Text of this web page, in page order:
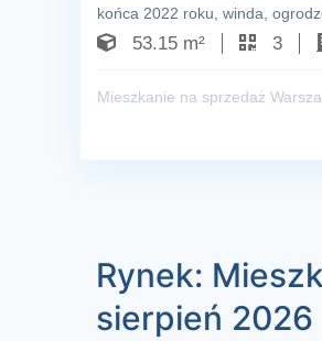
końca 2022 roku, winda,
53.15 m² 3
Mieszkanie na sprzedaż
Rynek:
sierpień 2026